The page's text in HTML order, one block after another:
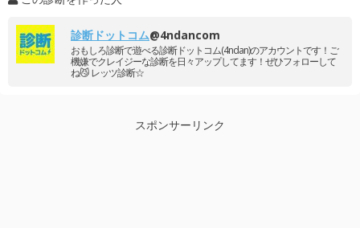
診断ドットコム@4ndancom
おもしろ診断で遊べる診断ドットコム(4ndan)のアカウントです！ご
機嫌でクレイジーな診断を日々アップしてます！ぜひフォローして
ね😼 レッツ診断☆
スポンサーリンク